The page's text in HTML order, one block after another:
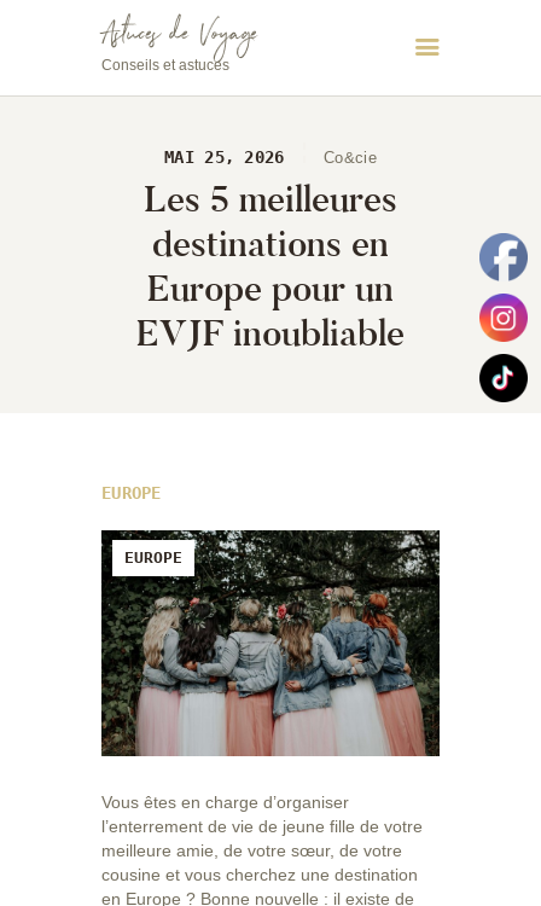
Astuces de Voyage
Conseils et astuces
MAI 25, 2026 Co&cie
Les 5 meilleures
destinations en
Europe pour un
EVJF inoubliable
Astuces de Voyage
EUROPE
EUROPE
Vous êtes en charge d’organiser
l’enterrement de vie de jeune fille de votre
meilleure amie, de votre sœur, de votre
cousine et vous cherchez une destination
en Europe ? Bonne nouvelle : il existe de